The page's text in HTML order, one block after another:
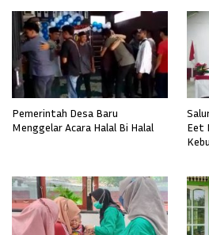
Pemerintah Desa Baru
Menggelar Acara Halal Bi Halal
Eet